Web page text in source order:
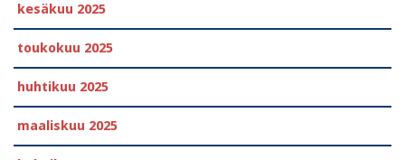
kesäkuu 2025
toukokuu 2025
huhtikuu 2025
maaliskuu 2025